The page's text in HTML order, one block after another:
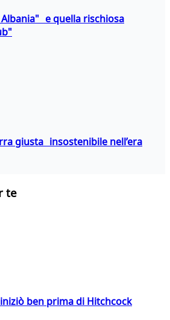
e quella rischiosa
giusta insostenibile nell’era
te
ben prima di Hitchcock